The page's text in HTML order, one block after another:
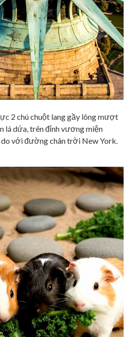
2 chú chuột lang gầy lông mượt
lá dứa, trên đỉnh vương miện
với đường chân trời New York.